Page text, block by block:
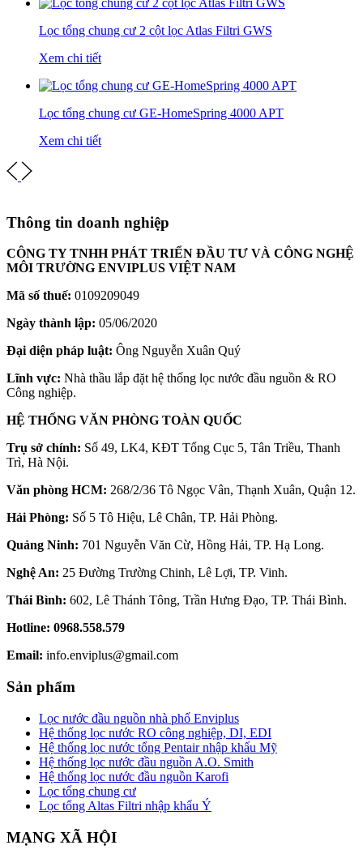
Lọc tổng chung cư 2 cột lọc Atlas Filtri GWS
Xem chi tiết
Lọc tổng chung cư GE-HomeSpring 4000 APT
Xem chi tiết
Thông tin doanh nghiệp
CÔNG TY TNHH PHÁT TRIỂN ĐẦU TƯ VÀ CÔNG NGHỆ
MÔI TRƯỜNG ENVIPLUS VIỆT NAM
Mã số thuế: 0109209049
Ngày thành lập: 05/06/2020
Đại diện pháp luật: Ông Nguyễn Xuân Quý
Lĩnh vực: Nhà thầu lắp đặt hệ thống lọc nước đầu nguồn & RO
Công nghiệp.
HỆ THỐNG VĂN PHÒNG TOÀN QUỐC
Trụ sở chính: Số 49, LK4, KĐT Tổng Cục 5, Tân Triều, Thanh
Trì, Hà Nội.
Văn phòng HCM: 268/2/36 Tô Ngọc Vân, Thạnh Xuân, Quận 12.
Hải Phòng: Số 5 Tô Hiệu, Lê Chân, TP. Hải Phòng.
Quảng Ninh: 701 Nguyễn Văn Cừ, Hồng Hải, TP. Hạ Long.
Nghệ An: 25 Đường Trường Chinh, Lê Lợi, TP. Vinh.
Thái Bình: 602, Lê Thánh Tông, Trần Hưng Đạo, TP. Thái Bình.
Hotline: 0968.558.579
Email: info.enviplus@gmail.com
Sản phẩm
Lọc nước đầu nguồn nhà phố Enviplus
Hệ thống lọc nước RO công nghiệp, DI, EDI
Hệ thống lọc nước tổng Pentair nhập khẩu Mỹ
Hệ thống lọc nước đầu nguồn A.O. Smith
Hệ thống lọc nước đầu nguồn Karofi
Lọc tổng chung cư
Lọc tổng Altas Filtri nhập khẩu Ý
MẠNG XÃ HỘI